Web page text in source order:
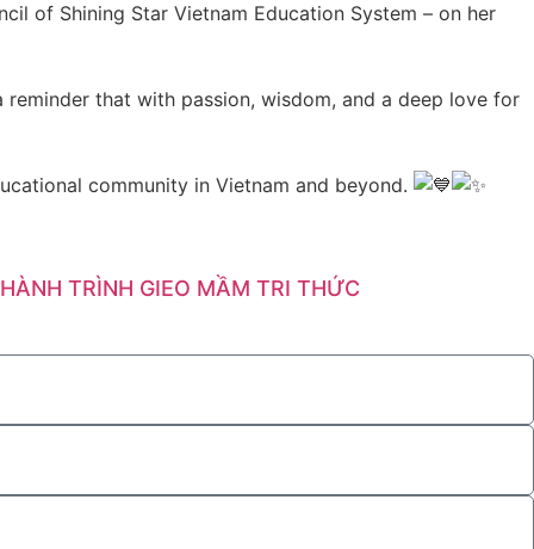
of Shining Star Vietnam Education System – on her
that with passion, wisdom, and a deep love for
community in Vietnam and beyond.
HÀNH TRÌNH GIEO MẦM TRI THỨC